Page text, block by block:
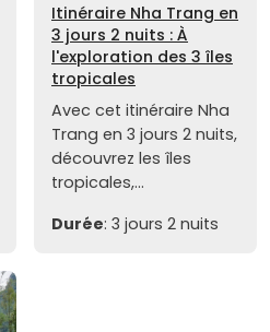
Itinéraire Nha Trang en
3 jours 2 nuits : À
l'exploration des 3 îles
tropicales
Avec cet itinéraire Nha
Trang en 3 jours 2 nuits,
découvrez les îles
tropicales,...
Durée: 3 jours 2 nuits